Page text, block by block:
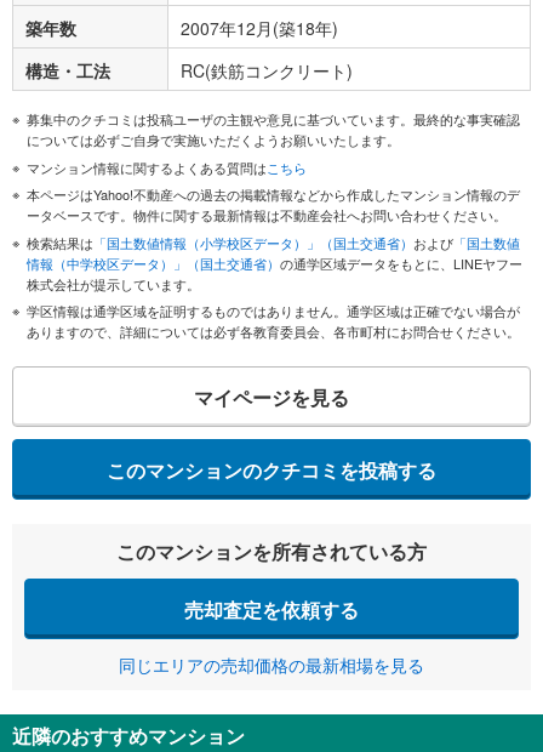
築年数
2007年12月(築18年)
構造・工法
RC(鉄筋コンクリート)
募集中のクチコミは投稿ユーザの主観や意見に基づいています。最終的な事実確認
については必ずご自身で実施いただくようお願いいたします。
マンション情報に関するよくある質問はこちら
本ページはYahoo!不動産への過去の掲載情報などから作成したマンション情報のデ
ータベースです。物件に関する最新情報は不動産会社へお問い合わせください。
検索結果は 「国土数値情報（小学校区データ）」（国土交通省） および 「国土数値
情報（中学校区データ）」（国土交通省） の通学区域データをもとに、LINEヤフー
株式会社が提示しています。
学区情報は通学区域を証明するものではありません。通学区域は正確でない場合が
ありますので、詳細については必ず各教育委員会、各市町村にお問合せください。
マイページを見る
このマンションのクチコミを投稿する
このマンションを所有されている方
売却査定を依頼する
同じエリアの売却価格の最新相場を見る
近隣のおすすめマンション